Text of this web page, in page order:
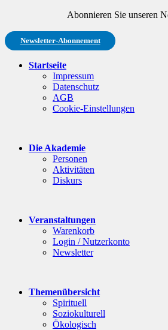
Abonnieren Sie unseren
Newsletter-Abonnement
Startseite
Impressum
Datenschutz
AGB
Cookie-Einstellungen
Die Akademie
Personen
Aktivitäten
Diskurs
Veranstaltungen
Warenkorb
Login / Nutzerkonto
Newsletter
Themenübersicht
Spirituell
Soziokulturell
Ökologisch